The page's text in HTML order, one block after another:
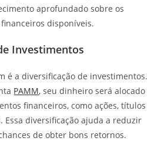
aprofundado sobre os
disponíveis.
Investimentos
é a diversificação de investimentos.
PAMM, seu dinheiro será alocado
financeiros, como ações, títulos
Essa diversificação ajuda a reduzir
de obter bons retornos.